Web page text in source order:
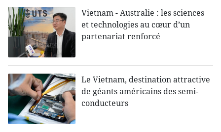
Vietnam - Australie : les sciences
et technologies au cœur d’un
partenariat renforcé
Le Vietnam, destination attractive
de géants américains des semi-
conducteurs